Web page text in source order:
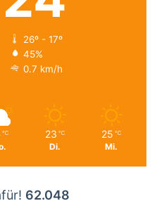
26º - 17º
45%
0.7 km/h
℃ 23 ℃
Di.
25 ℃
Mi.
62.048